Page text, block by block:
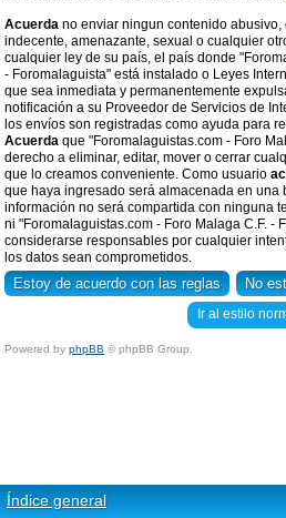
Acuerda no enviar ningun contenido
indecente, amenazante, sexual o cualquier
cualquier ley de su país, el país donde
- Foromalaguista" está instalado o Leyes
que sea inmediata y permanentemente
notificación a su Proveedor de Servicios de
los envíos son registradas como ayuda para
Acuerda que "Foromalaguistas.com - Foro
derecho a eliminar, editar, mover o cerrar
que lo creamos conveniente. Como usuario
que haya ingresado será almacenada en una
información no será compartida con ninguna
ni "Foromalaguistas.com - Foro Malaga C.F. -
considerarse responsables por cualquier
los datos sean comprometidos.
Ir al estilo
Powered by phpBB © phpBB Group.
Índice general